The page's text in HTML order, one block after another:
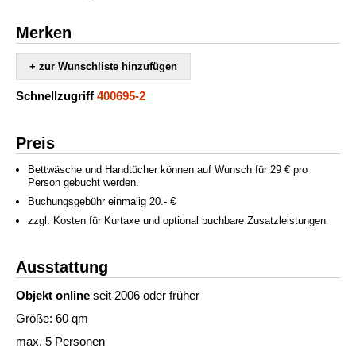
Merken
+ zur Wunschliste hinzufügen
Schnellzugriff 400695-2
Preis
Bettwäsche und Handtücher können auf Wunsch für 29 € pro
Person gebucht werden.
Buchungsgebühr einmalig 20.- €
zzgl. Kosten für Kurtaxe und optional buchbare Zusatzleistungen
Ausstattung
Objekt online seit 2006 oder früher
Größe: 60 qm
max. 5 Personen